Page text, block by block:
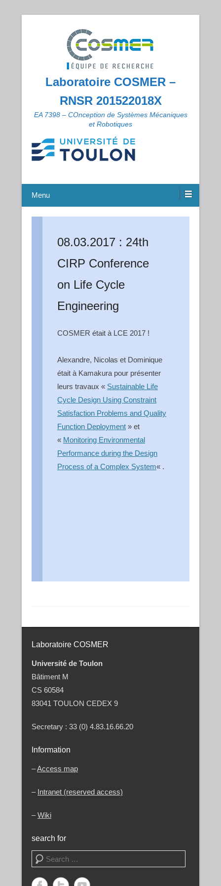
Laboratoire COSMER –
RNSR 201522018X
EA 7398 – COnception de Systèmes Mécaniques
et Robotiques
Menu
08.03.2017 : 24th
CIRP Conference
on Life Cycle
Engineering
COSMER était à LCE 2017 !
Alexandre, Nicolas et Dominique
était à Kamakura pour présenter
leurs travaux « Sustainable Life
Cycle Design Using Constraint
Satisfaction Problems and Quality
Function Deployment » et
« Monitoring Environmental
Performance during the Design
Process of a Complex System« .
Laboratoire COSMER
Université de Toulon
Bâtiment M
CS 60584
83041 TOULON CEDEX 9
Secretary : 33 (0) 4.83.16.66.20
Information
–Access map
– Intranet (reserved access)
–Wiki
search for
Search